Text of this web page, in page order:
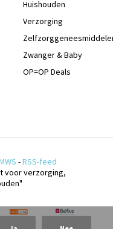
Huishouden
Verzorging
Zwanger & Baby
OP=OP Deals
-RSS-feed
voor verzorging,